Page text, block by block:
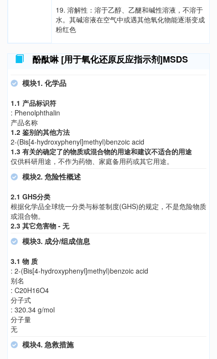
19. 溶解性：溶于乙醇、乙醚和碱性溶液，不溶于
水。其碱溶液在空气中或遇其他氧化物能逐渐变成
粉红色
酚酞啉 [用于氧化还原反应指示剂]MSDS
模块1. 化学品
1.1 产品标识符
: Phenolphthalin
产品名称
1.2 鉴别的其他方法
2-(Bis[4-hydroxyphenyl]methyl)benzoic acid
1.3 有关的确定了的物质或混合物的用途和建议不适合的用途
仅供科研用途，不作为药物、家庭备用药或其它用途。
模块2. 危险性概述
2.1 GHS分类
根据化学品全球统一分类与标签制度(GHS)的规定，不是危险物质
或混合物。
2.3 其它危害物 - 无
模块3. 成分/组成信息
3.1 物 质
: 2-(Bis[4-hydroxyphenyl]methyl)benzoic acid
别名
: C20H16O4
分子式
: 320.34 g/mol
分子量
无
模块4. 急救措施